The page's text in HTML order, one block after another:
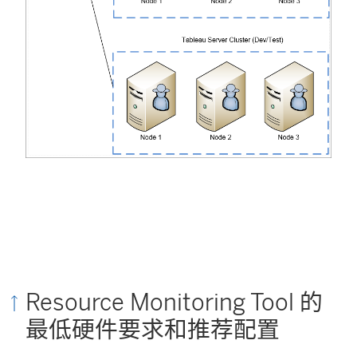
Resource Monitoring Tool 的
最低硬件要求和推荐配置